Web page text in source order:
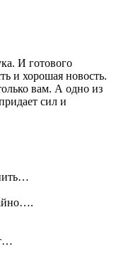
И готового
и хорошая новость.
вам. А одно из
сил и